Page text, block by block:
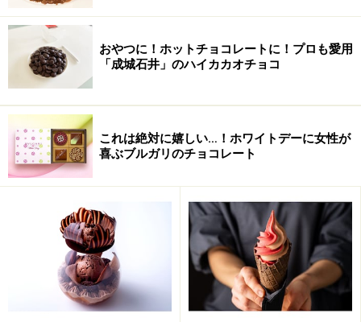
おやつに！ホットチョコレートに！プロも愛用
「成城石井」のハイカカオチョコ
これは絶対に嬉しい…！ホワイトデーに女性が
喜ぶブルガリのチョコレート